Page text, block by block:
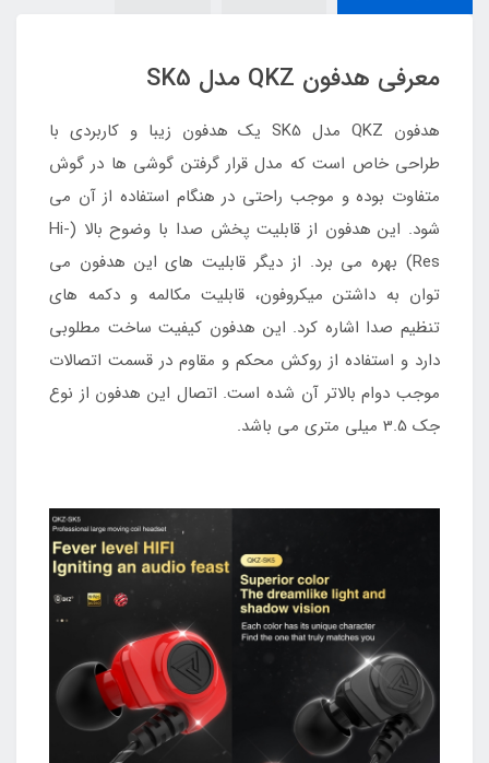
معرفی هدفون QKZ مدل SK5
هدفون QKZ مدل SK5 یک هدفون زیبا و کاربردی با
طراحی خاص است که مدل قرار گرفتن گوشی ها در گوش
متفاوت بوده و موجب راحتی در هنگام استفاده از آن می
شود. این هدفون از قابلیت پخش صدا با وضوح بالا (Hi-
Res) بهره می برد. از دیگر قابلیت های این هدفون می
توان به داشتن میکروفون، قابلیت مکالمه و دکمه های
تنظیم صدا اشاره کرد. این هدفون کیفیت ساخت مطلوبی
دارد و استفاده از روکش محکم و مقاوم در قسمت اتصالات
موجب دوام بالاتر آن شده است. اتصال این هدفون از نوع
جک 3.5 میلی متری می باشد.